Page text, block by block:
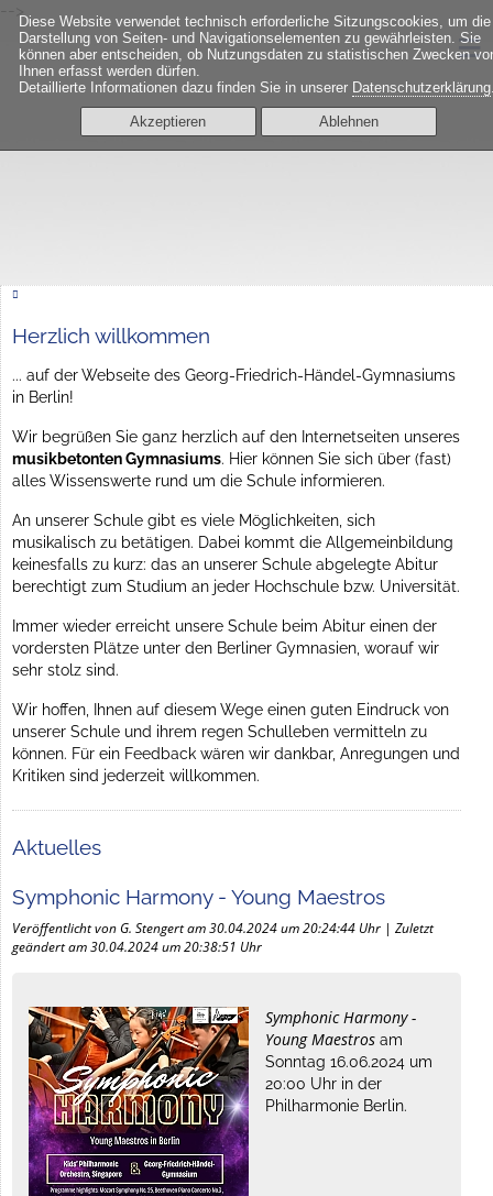
Diese Website verwendet technisch erforderliche Sitzungscookies, um die
Darstellung von Seiten- und Navigationselementen zu gewährleisten. Sie
können aber entscheiden, ob Nutzungsdaten zu statistischen Zwecken
Ihnen erfasst werden dürfen.
Detaillierte Informationen dazu finden Sie in unserer Datenschutzerklärung
Akzeptieren Ablehnen
-->
≡
Herzlich willkommen
... auf der Webseite des Georg-Friedrich-Händel-Gymnasiums
in Berlin!
Wir begrüßen Sie ganz herzlich auf den Internetseiten unseres
musikbetonten Gymnasiums. Hier können Sie sich über (fast)
alles Wissenswerte rund um die Schule informieren.
An unserer Schule gibt es viele Möglichkeiten, sich
musikalisch zu betätigen. Dabei kommt die Allgemeinbildung
keinesfalls zu kurz: das an unserer Schule abgelegte Abitur
berechtigt zum Studium an jeder Hochschule bzw. Universität.
Immer wieder erreicht unsere Schule beim Abitur einen der
vordersten Plätze unter den Berliner Gymnasien, worauf wir
sehr stolz sind.
Wir hoffen, Ihnen auf diesem Wege einen guten Eindruck von
unserer Schule und ihrem regen Schulleben vermitteln zu
können. Für ein Feedback wären wir dankbar, Anregungen und
Kritiken sind jederzeit willkommen.
Aktuelles
Symphonic Harmony - Young Maestros
Veröffentlicht von G. Stengert am 30.04.2024 um 20:24:44 Uhr | Zuletzt
geändert am 30.04.2024 um 20:38:51 Uhr
Symphonic Harmony -
Young Maestros am
Sonntag 16.06.2024 um
20:00 Uhr in der
Philharmonie Berlin.